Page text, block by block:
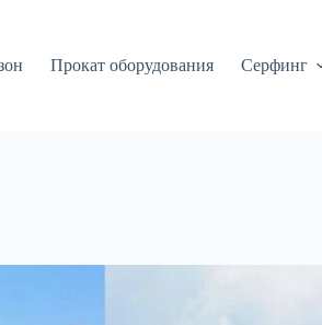
Прокат оборудования Серфинг